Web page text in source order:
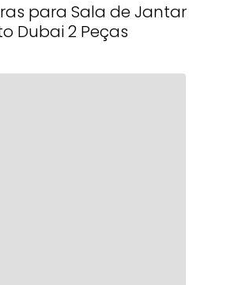
para Sala de Jantar
Dubai 2 Peças